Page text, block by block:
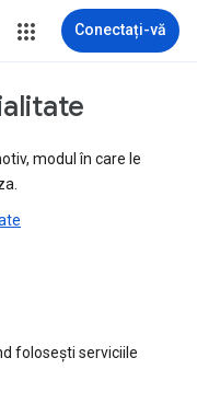
Conectați-vă
modul în care le
folosești serviciile